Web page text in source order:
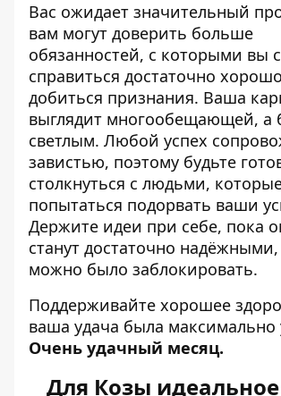
Вас ожидает значительный
вам могут доверить больше
обязанностей, с которыми вы
справиться достаточно
добиться признания. Ваша
выглядит многообещающей, а
светлым. Любой успех
завистью, поэтому будьте
столкнуться с людьми,
попытаться подорвать ваши
Держите идеи при себе, пока
станут достаточно
можно было заблокировать.
Поддерживайте хорошее
ваша удача была
Очень удачный месяц.
Для Козы